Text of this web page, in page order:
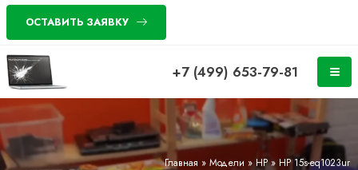
ОСТАВИТЬ ЗАЯВКУ
+7 (499) 653-79-81
Главная » Модели »HP» HP 15s-eq1023ur